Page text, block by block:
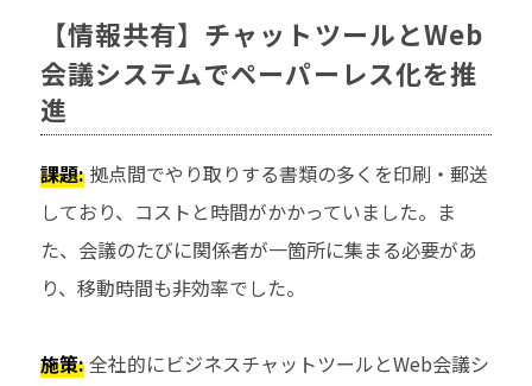
【情報共有】チャットツールとWeb
会議システムでペーパーレス化を推
進
課題:拠点間でやり取りする書類の多くを印刷・郵送
しており、コストと時間がかかっていました。ま
た、会議のたびに関係者が一箇所に集まる必要があ
り、移動時間も非効率でした。
施策:全社的にビジネスチャットツールとWeb会議シ